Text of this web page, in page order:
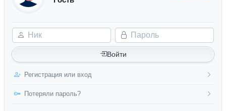
Ник Пароль
Войти
Регистрация или вход
Потеряли пароль?